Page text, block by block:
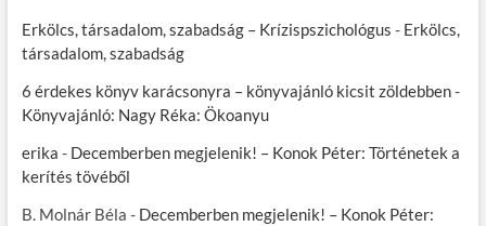
Erkölcs, társadalom, szabadság – Krízispszichológus - Erkölcs,
társadalom, szabadság
6 érdekes könyv karácsonyra – könyvajánló kicsit zöldebben-
Könyvajánló: Nagy Réka: Ökoanyu
erika - Decemberben megjelenik! – Konok Péter: Történetek a
kerítés tövéből
B. Molnár Béla - Decemberben megjelenik! – Konok Péter: